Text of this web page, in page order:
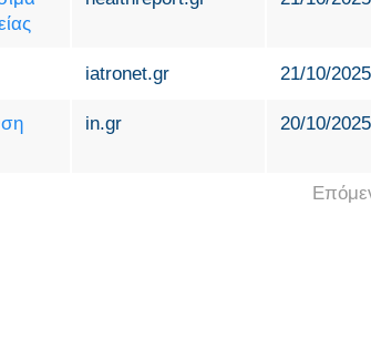
iatronet.gr 21/10/2025
in.gr 20/10/2025